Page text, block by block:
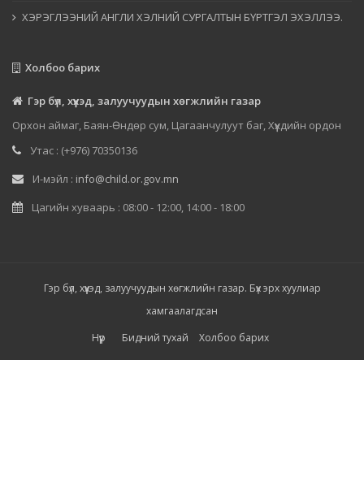
ХЭРЭГЛЭЭНИЙ АНГЛИ ХЭЛНИЙ СУРГАЛТЫН БҮРТГЭЛ ЭХЭЛЛЭЭ.
Холбоо барих
Гэр бүл, хүүхэд, залуучуудын хөгжлийн газар
Орхон аймаг, Баян-Өндөр сум, Цагаанчулуут баг, Хүүхдийн ордон
Утас : (+976) 70350136
И-мэйл : info@child.or.gov.mn
Цагийн хуваарь : 08:00 - 12:00, 14:00 - 18:00
Гэр бүл, хүүхэд, залуучуудын хөгжлийн газар. Бүх эрх хуулиар
хамгаалагдсан
Нүүр
Бидний тухай Холбоо барих